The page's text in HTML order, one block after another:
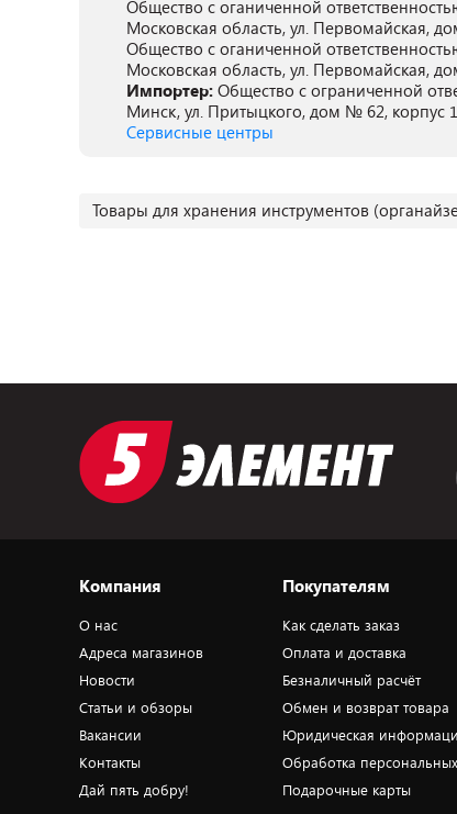
Общество с оганиченной
Московская область, ул. Первомайская,
Общество с оганиченной
Московская область, ул. Первомайская,
Импортер: Общество с ограниченной
Минск, ул. Притыцкого, дом № 62, корпус
Сервисные центры
Товары для хранения инструментов
Компания
О нас
Адреса магазинов
Новости
Статьи и обзоры
Вакансии
Контакты
Дай пять добру!
Покупателям
Как сделать заказ
Оплата и доставка
Безналичный расчёт
Обмен и возврат товара
Юридическая
Обработка
Подарочные карты